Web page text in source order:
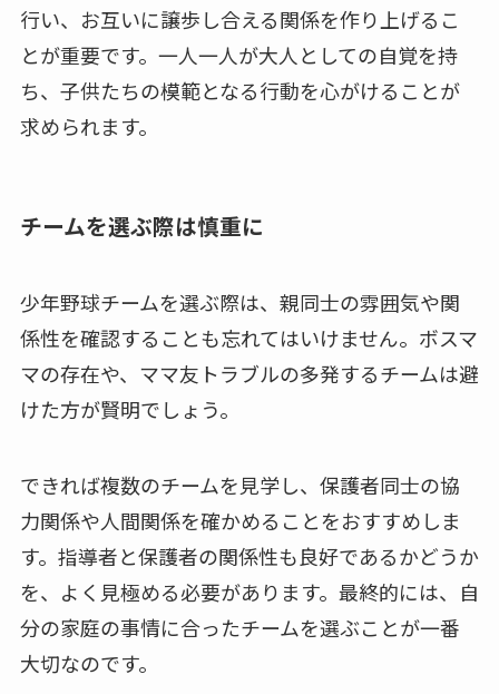
行い、お互いに譲歩し合える関係を作り上げるこ
とが重要です。一人一人が大人としての自覚を持
ち、子供たちの模範となる行動を心がけることが
求められます。
チームを選ぶ際は慎重に
少年野球チームを選ぶ際は、親同士の雰囲気や関
係性を確認することも忘れてはいけません。ボスマ
マの存在や、ママ友トラブルの多発するチームは避
けた方が賢明でしょう。
できれば複数のチームを見学し、保護者同士の協
力関係や人間関係を確かめることをおすすめしま
す。指導者と保護者の関係性も良好であるかどうか
を、よく見極める必要があります。最終的には、自
分の家庭の事情に合ったチームを選ぶことが一番
大切なのです。